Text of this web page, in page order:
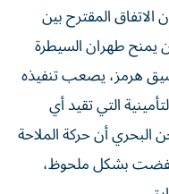
طهران السيطرة
هرمز، يصعب تنفيذه
‌التي تقيد أي
أن حركة الملاحة
بشكل ملحوظ،